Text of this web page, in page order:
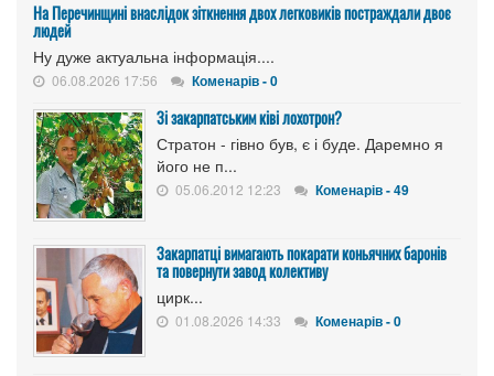
На Перечинщині внаслідок зіткнення двох легковиків постраждали двоє
людей
Ну дуже актуальна інформація....
06.08.2026 17:56 Коменарів - 0
Зі закарпатським ківі лохотрон?
Стратон - гівно був, є і буде. Даремно я
його не п...
05.06.2012 12:23 Коменарів - 49
Закарпатці вимагають покарати коньячних баронів
та повернути завод колективу
цирк...
01.08.2026 14:33 Коменарів - 0